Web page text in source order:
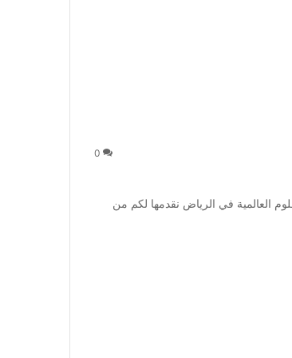
0
العالمية في الرياض نقدمها لكم من